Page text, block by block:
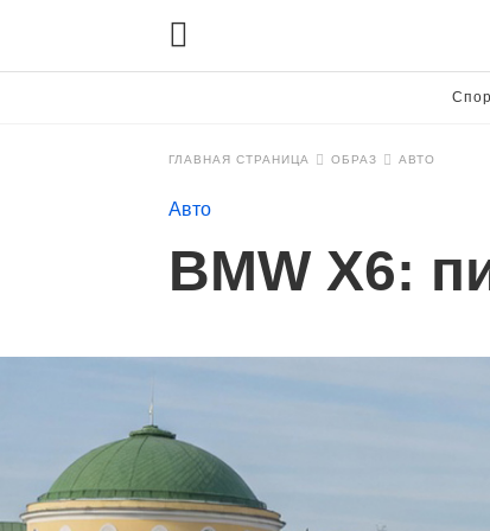
ГЛАВНАЯ СТРАНИЦА ОБРАЗ АВТО
Авто
BMW X6: